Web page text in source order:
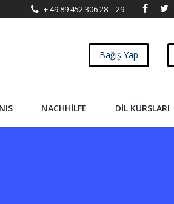
+ 49 89 452 306 28 – 29
Bağış Yap
NACHHILFE DIL KURSLARI